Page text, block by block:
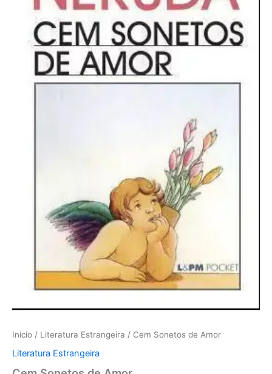
Início / Literatura Estrangeira / Cem Sonetos de Amor
Literatura Estrangeira